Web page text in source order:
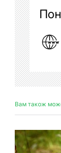
Вам також